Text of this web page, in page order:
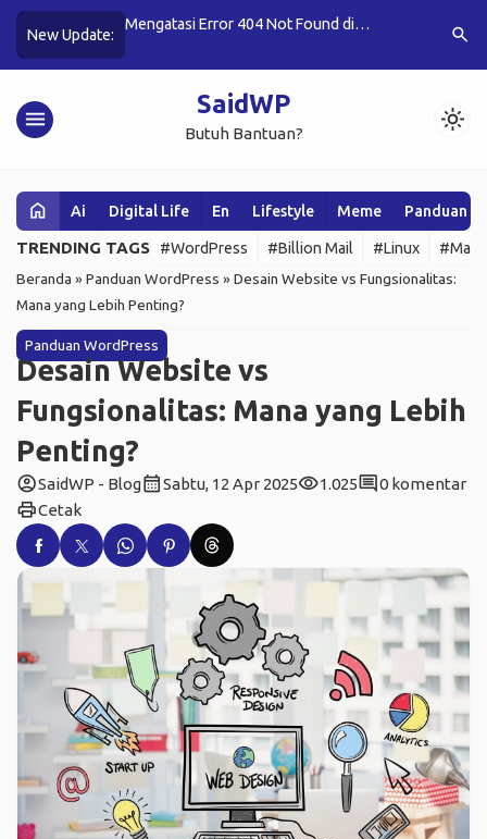
New Update:
Mengatasi Error 404 Not Found di
Update
search
menu SaidWP
Butuh Bantuan? light_mode
home Ai Digital Life En Lifestyle Meme Panduan
TRENDING TAGS #WordPress #Billion Mail #Linux
#Mail
Beranda »Panduan WordPress »Desain Website vs Fungsionalitas:
Mana yang Lebih Penting?
Panduan WordPress
Desain Website vs
Fungsionalitas: Mana yang Lebih
Penting?
account_circleSaidWP - Blogcalendar_monthSabtu, 12 Apr 2025visibility1.025comment0 komentar
printCetak